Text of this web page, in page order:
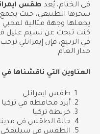
في الختام، يُعد طقس
سحرها الطبيعي، حيث يجمع
يجعلها وجهة مثالية
كنت تبحث عن نسيم عليل
في الربيع، فإن إيمرانلي
مدار العام.
العناوين التي ناقشناها
طقس ايمرانلي
أبرد محافظة في تركيا
خريطة تركيا
حالة الطقس في
الطقس في سيليفكى